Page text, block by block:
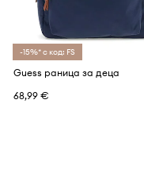
-15%* с код: FS
Guess раница за деца
68,99 €